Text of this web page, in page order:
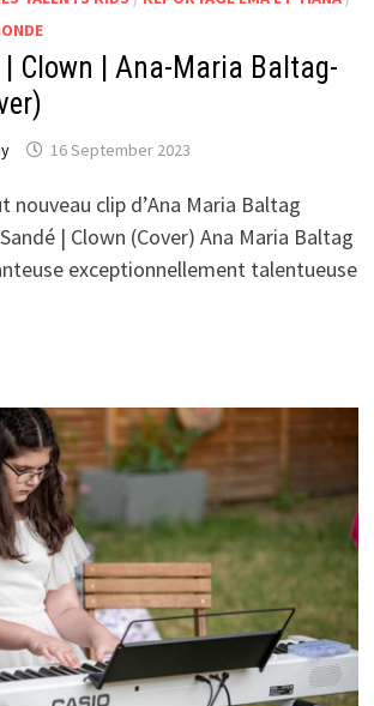
| Clown | Ana-Maria Baltag-
16 September 2023
nouveau clip d’Ana Maria Baltag
| Clown (Cover) Ana Maria Baltag
exceptionnellement talentueuse